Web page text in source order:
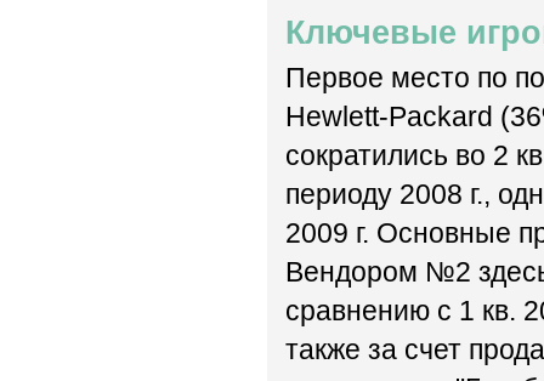
Ключевые
Первое место по
Hewlett-Packard
сократились во 2
периоду 2008 г.,
2009 г. Основные
Вендором №2
сравнению с 1 кв.
также за счет